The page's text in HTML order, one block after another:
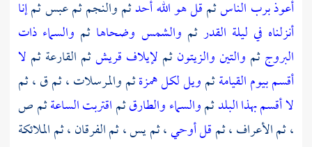
أعوذ برب الناسثمقل هو الله أحدثم والنجم ثم عبس ثمإنا
أنزلناه في ليلة القدرثم والشمس وضحاها ثم والسماء ذات
البروجثم والتين والزيتونثم لإيلاف قريشثم القارعة ثم لا
أقسم بيوم القيامةثمويل لكل همزةثم والمرسلات ، ثم ق ، ثم
لا أقسم بهذا البلدثموالسماء والطارقثماقتربت الساعةثم ص
، ثم الأعراف ، ثمقل أوحي، ثم يس ، ثم الفرقان ، ثم الملائكة